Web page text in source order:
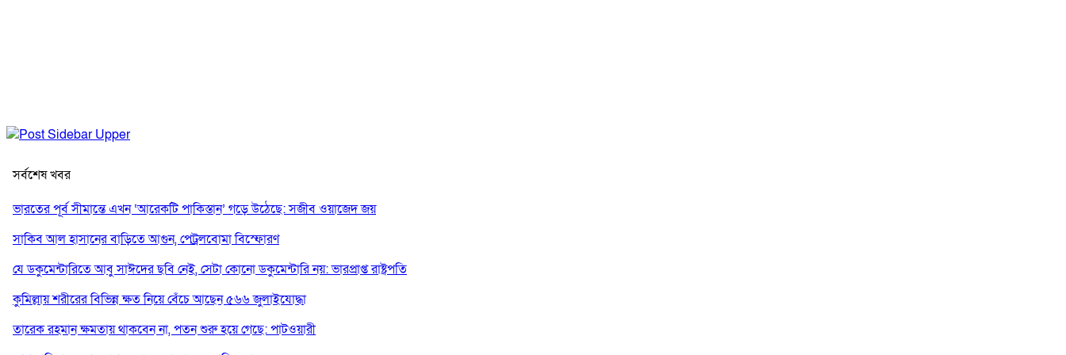
সর্বশেষ খবর
ভারতের পূর্ব সীমান্তে এখন ‘আরেকটি পাকিস্তান’ গড়ে উঠেছে: সজীব ওয়াজেদ জয়
সাকিব আল হাসানের বাড়িতে আগুন, পেট্রলবোমা বিস্ফোরণ
যে ডকুমেন্টারিতে আবু সাঈদের ছবি নেই, সেটা কোনো ডকুমেন্টারি নয়: ভারপ্রাপ্ত রাষ্ট্রপতি
কুমিল্লায় শরীরের বিভিন্ন ক্ষত নিয়ে বেঁচে আছেন ৫৬৬ জুলাইযোদ্ধা
তারেক রহমান ক্ষমতায় থাকবেন না, পতন শুরু হয়ে গেছে: পাটওয়ারী